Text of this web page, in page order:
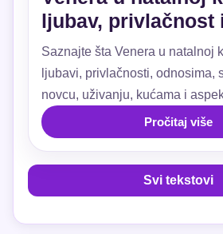
ljubav, privlačnost
Saznajte šta Venera u natalnoj
ljubavi, privlačnosti, odnosima,
novcu, uživanju, kućama i
Pročitaj više
Svi tekstovi